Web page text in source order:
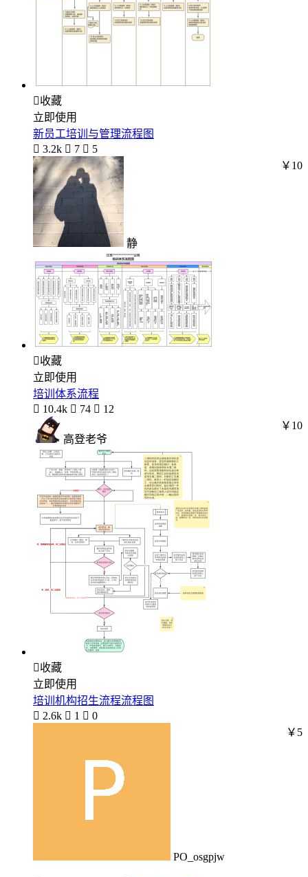
收藏
立即使用
新员工培训与管理流程图
 3.2k  7  5
静
￥10
收藏
立即使用
培训体系流程
 10.4k  74  12
高登老爷
￥10
收藏
立即使用
培训机构招生流程流程图
 2.6k  1  0
PO_osgpjw
￥5